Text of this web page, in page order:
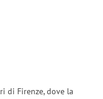
di Firenze, dove la